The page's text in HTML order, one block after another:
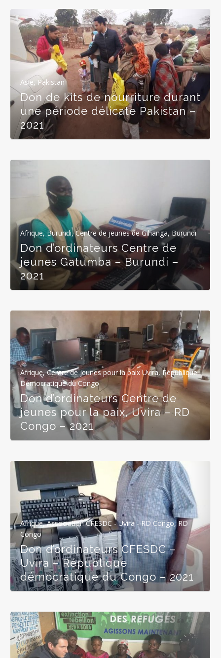
Asie, Pakistan
Don de kits de nourriture durant
une période délicate Pakistan –
2021
Afrique, Burundi,Centre de jeunes de Gihanga, Burundi
Don d’ordinateurs Centre de
jeunes Gatumba – Burundi –
2021
Afrique,Centre de jeunes pour la paix Uvira, République
Démocratique du Congo
Don d’ordinateurs Centre de
jeunes pour la paix, Uvira – RD
Congo – 2021
Afrique,Association CFESDC - Uvira - RD Congo,RD
Congo
Don d’ordinateurs CFESDC –
Uvira – République
démocratique du Congo – 2021